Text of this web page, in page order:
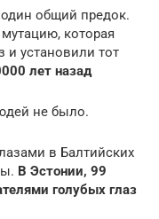
общий предок.
которая
и установили тот
лет назад
не было.
в Балтийских
В Эстонии, 99
голубых глаз